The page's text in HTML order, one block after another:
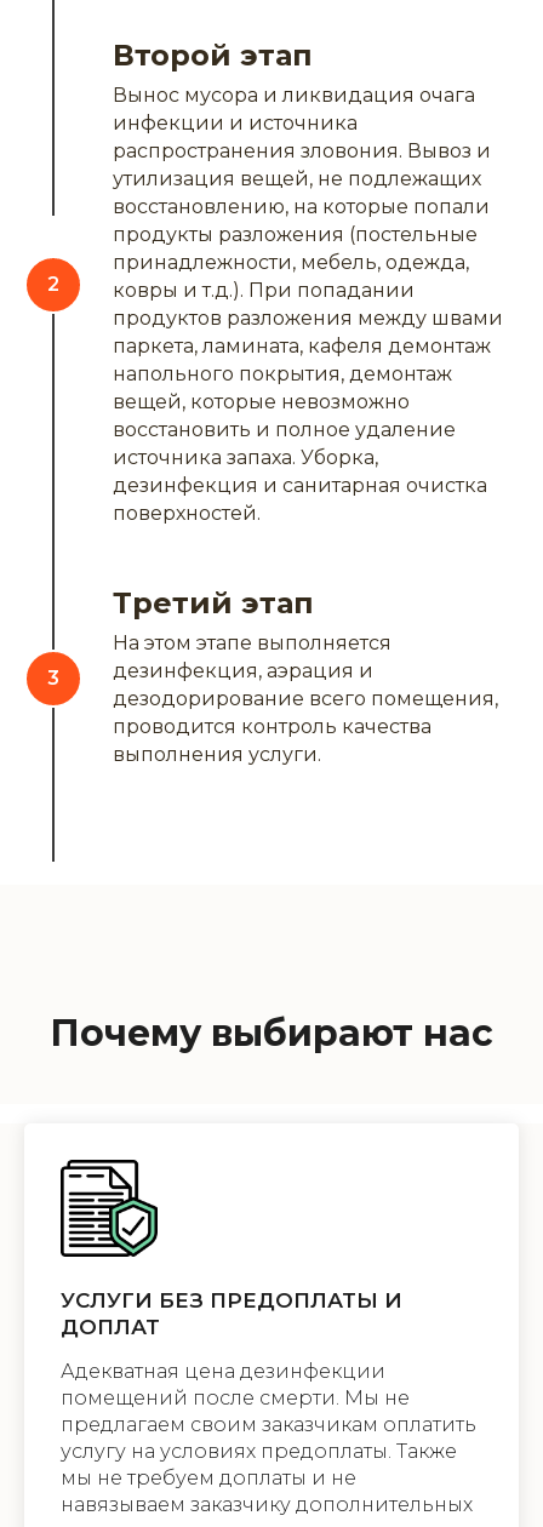
Второй этап
Вынос мусора и ликвидация очага
инфекции и источника
распространения зловония. Вывоз и
утилизация вещей, не подлежащих
восстановлению, на которые попали
продукты разложения (постельные
принадлежности, мебель, одежда,
ковры и т.д.). При попадании
продуктов разложения между швами
паркета, ламината, кафеля демонтаж
напольного покрытия, демонтаж
вещей, которые невозможно
восстановить и полное удаление
источника запаха. Уборка,
дезинфекция и санитарная очистка
поверхностей.
Третий этап
На этом этапе выполняется
дезинфекция, аэрация и
дезодорирование всего помещения,
проводится контроль качества
выполнения услуги.
Почему выбирают нас
УСЛУГИ БЕЗ ПРЕДОПЛАТЫ И
ДОПЛАТ
Адекватная цена дезинфекции
помещений после смерти. Мы не
предлагаем своим заказчикам оплатить
услугу на условиях предоплаты. Также
мы не требуем доплаты и не
навязываем заказчику дополнительных